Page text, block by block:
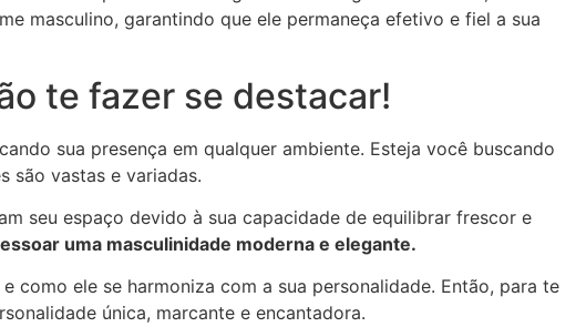
masculino, garantindo que ele permaneça efetivo e fiel a sua
te fazer se destacar!
sua presença em qualquer ambiente. Esteja você buscando
são vastas e variadas.
seu espaço devido à sua capacidade de equilibrar frescor e
uma masculinidade moderna e elegante.
ele se harmoniza com a sua personalidade. Então, para te
única, marcante e encantadora.